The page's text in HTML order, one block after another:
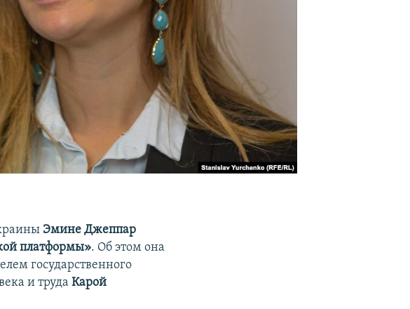
Эмине Джеппар
платформы». Об этом она
государственного
и трудаКарой